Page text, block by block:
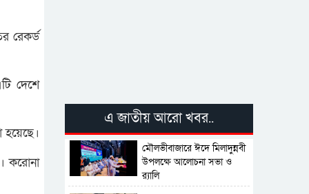
রেকর্ড
দেশে
হয়েছে।
করোনা
এ জাতীয় আরো খবর..
মৌলভীবাজারে ঈদে মিলাদুন্নবী
উপলক্ষে আলোচনা সভা ও
র‍্যালি